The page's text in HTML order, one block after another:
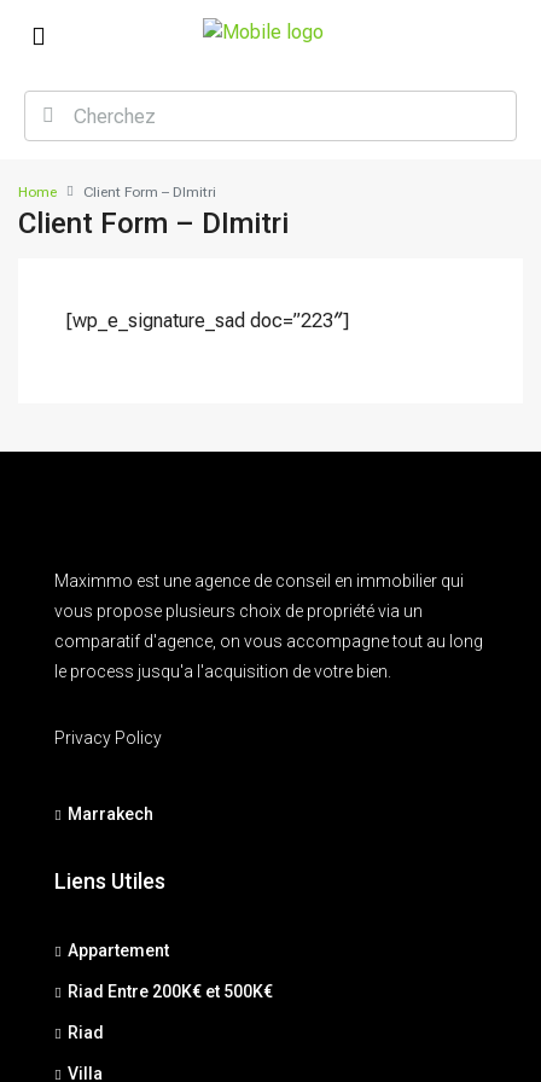
Home Client Form – DImitri
Client Form – DImitri
[wp_e_signature_sad doc=”223″]
Maximmo est une agence de conseil en immobilier qui
vous propose plusieurs choix de propriété via un
comparatif d'agence, on vous accompagne tout au long
le process jusqu'a l'acquisition de votre bien.
Privacy Policy
Marrakech
Liens Utiles
Appartement
Riad Entre 200K€ et 500K€
Riad
Villa